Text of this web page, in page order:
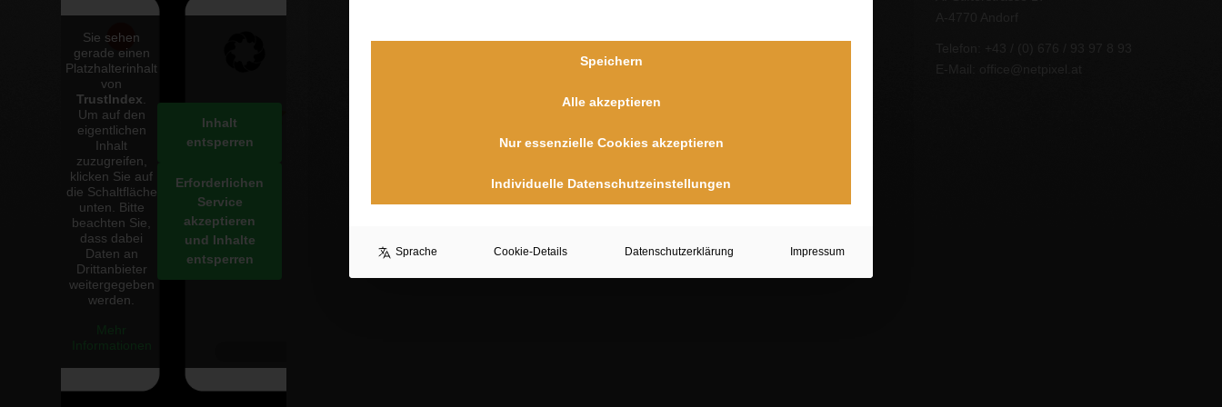
Sie sehen
gerade einen
Platzhalterinhalt
von
TrustIndex
Um auf den
eigentlichen
Inhalt
zuzugreifen,
klicken Sie auf
die Schaltfläche
unten. Bitte
beachten Sie,
dass dabei
Daten an
Drittanbieter
weitergegeben
werden.
Inhalt
entsperren
Erforderlichen
Service
akzeptieren
und Inhalte
entsperren
3. April 2023 - 7:38
Speichern
Alle akzeptieren
Nur essenzielle Cookies akzeptieren
Individuelle Datenschutzeinstellungen
Sprache Cookie-Details Datenschutzerklärung Impressum